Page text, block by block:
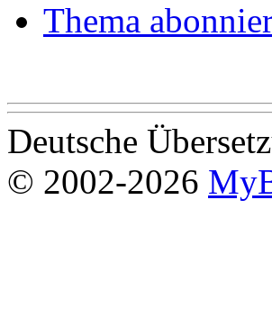
Thema
Deutsche
© 2002-2026